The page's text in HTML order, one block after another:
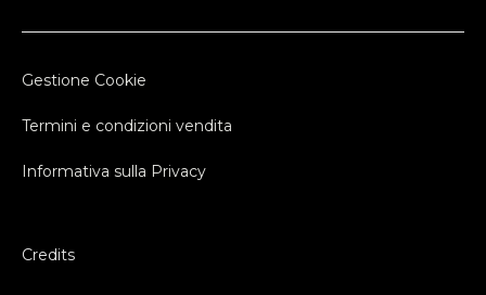
Gestione Cookie
Termini e condizioni vendita
Informativa sulla Privacy
Credits